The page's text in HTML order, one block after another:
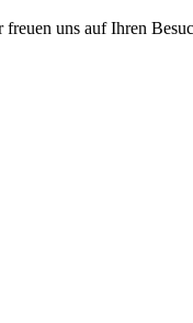
uns auf Ihren Besuch